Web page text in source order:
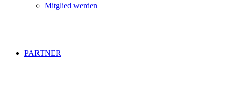
Mitglied werden
PARTNER